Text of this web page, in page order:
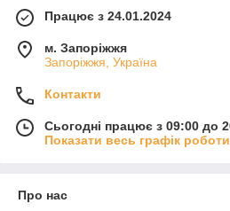
Працює з 24.01.2024
м. Запоріжжя
Запоріжжя, Україна
Контакти
Сьогодні працює з 09:00 до
Показати весь графік роботи
Про нас